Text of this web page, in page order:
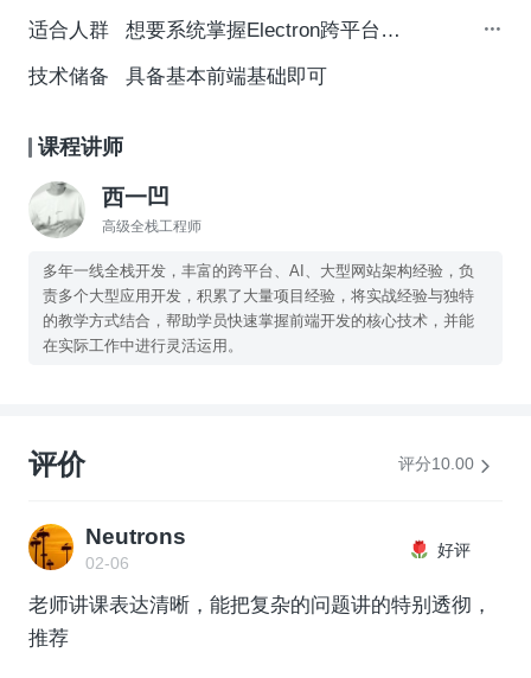
适合人群 想要系统掌握Electron跨平台技术，及整合开发各种疑难问题解决方案的前端开发者
技术储备 具备基本前端基础即可
课程讲师
西一凹
高级全栈工程师
多年一线全栈开发，丰富的跨平台、AI、大型网站架构经验，负
责多个大型应用开发，积累了大量项目经验，将实战经验与独特
的教学方式结合，帮助学员快速掌握前端开发的核心技术，并能
在实际工作中进行灵活运用。
评价 评分10.00
Neutrons
02-06
好评
老师讲课表达清晰，能把复杂的问题讲的特别透彻，
推荐